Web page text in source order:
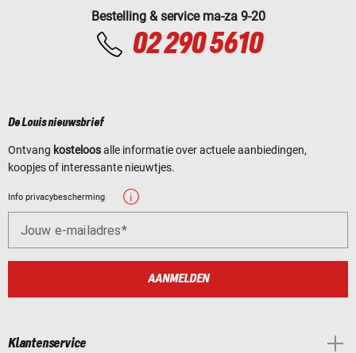
Bestelling & service ma-za 9-20
02 290 5610
De Louis nieuwsbrief
Ontvang kosteloosalle informatie over actuele aanbiedingen,
koopjes of interessante nieuwtjes.
Info privacybescherming
Jouw e-mailadres
AANMELDEN
Klantenservice